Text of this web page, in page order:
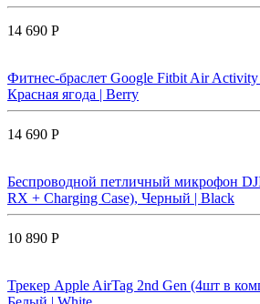
14 690 Р
Фитнес-браслет Google Fitbit Air
Красная ягода | Berry
14 690 Р
Беспроводной петличный микрофон
RX + Charging Case), Черный | Black
10 890 Р
Трекер Apple AirTag 2nd Gen (4шт в